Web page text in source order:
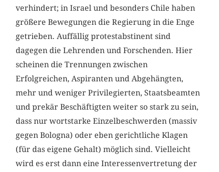
verhindert; in Israel und besonders Chile haben
größere Bewegungen die Regierung in die Enge
getrieben. Auffällig protestabstinent sind
dagegen die Lehrenden und Forschenden. Hier
scheinen die Trennungen zwischen
Erfolgreichen, Aspiranten und Abgehängten,
mehr und weniger Privilegierten, Staatsbeamten
und prekär Beschäftigten weiter so stark zu sein,
dass nur wortstarke Einzelbeschwerden (massiv
gegen Bologna) oder eben gerichtliche Klagen
(für das eigene Gehalt) möglich sind. Vielleicht
wird es erst dann eine Interessenvertretung der